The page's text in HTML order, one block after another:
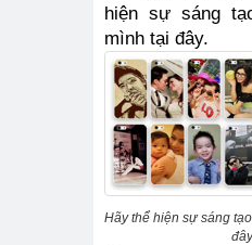
hiện sự sáng
mình tại đây.
Hãy thể hiện sự sáng